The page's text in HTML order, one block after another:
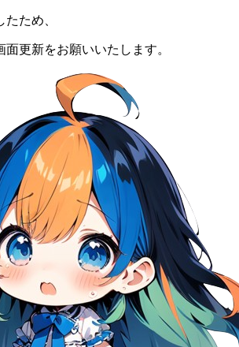
ため、
面更新をお願いいたします。